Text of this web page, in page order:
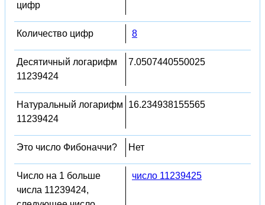
цифр
Количество цифр 8
Десятичный логарифм
11239424
7.0507440550025
Натуральный логарифм
11239424
16.234938155565
Это число Фибоначчи? Нет
Число на 1 больше
числа 11239424,
число 11239425